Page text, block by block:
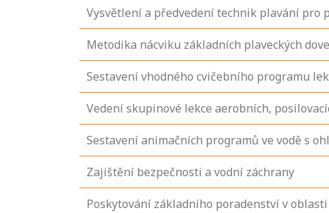
Vysvětlení a předvedení technik plavání pro
Metodika nácviku základních plaveckých
Sestavení vhodného cvičebního programu
Vedení skupinové lekce aerobních,
Sestavení animačních programů ve vodě s
Zajištění bezpečnosti a vodní záchrany
Poskytování základního poradenství v